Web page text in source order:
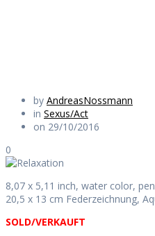
by AndreasNossmann
in Sexus/Act
on 29/10/2016
0
8,07 x 5,11 inch, water color,
20,5 x 13 cm Federzeichnung,
SOLD/VERKAUFT